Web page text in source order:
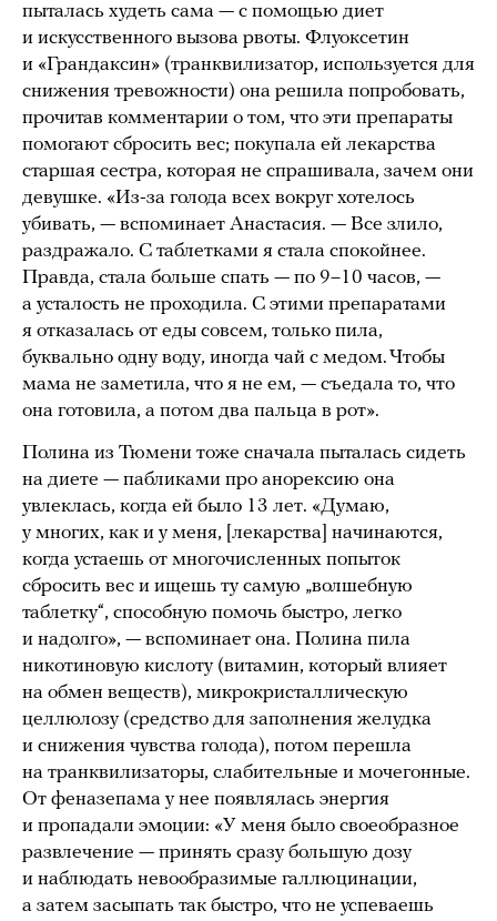
пыталась худеть сама — с помощью диет
и искусственного вызова рвоты. Флуоксетин
и «Грандаксин» (транквилизатор, используется для
снижения тревожности) она решила попробовать,
прочитав комментарии о том, что эти препараты
помогают сбросить вес; покупала ей лекарства
старшая сестра, которая не спрашивала, зачем они
девушке. «Из-за голода всех вокруг хотелось
убивать, — вспоминает Анастасия. — Все злило,
раздражало. С таблетками я стала спокойнее.
Правда, стала больше спать — по 9–10 часов, —
а усталость не проходила. С этими препаратами
я отказалась от еды совсем, только пила,
буквально одну воду, иногда чай с медом. Чтобы
мама не заметила, что я не ем, — съедала то, что
она готовила, а потом два пальца в рот».
Полина из Тюмени тоже сначала пыталась сидеть
на диете — пабликами про анорексию она
увлеклась, когда ей было 13 лет. «Думаю,
у многих, как и у меня, [лекарства] начинаются,
когда устаешь от многочисленных попыток
сбросить вес и ищешь ту самую „волшебную
таблетку“, способную помочь быстро, легко
и надолго», — вспоминает она. Полина пила
никотиновую кислоту (витамин, который влияет
на обмен веществ), микрокристаллическую
целлюлозу (средство для заполнения желудка
и снижения чувства голода), потом перешла
на транквилизаторы, слабительные и мочегонные.
От феназепама у нее появлялась энергия
и пропадали эмоции: «У меня было своеобразное
развлечение — принять сразу большую дозу
и наблюдать невообразимые галлюцинации,
а затем засыпать так быстро, что не успеваешь